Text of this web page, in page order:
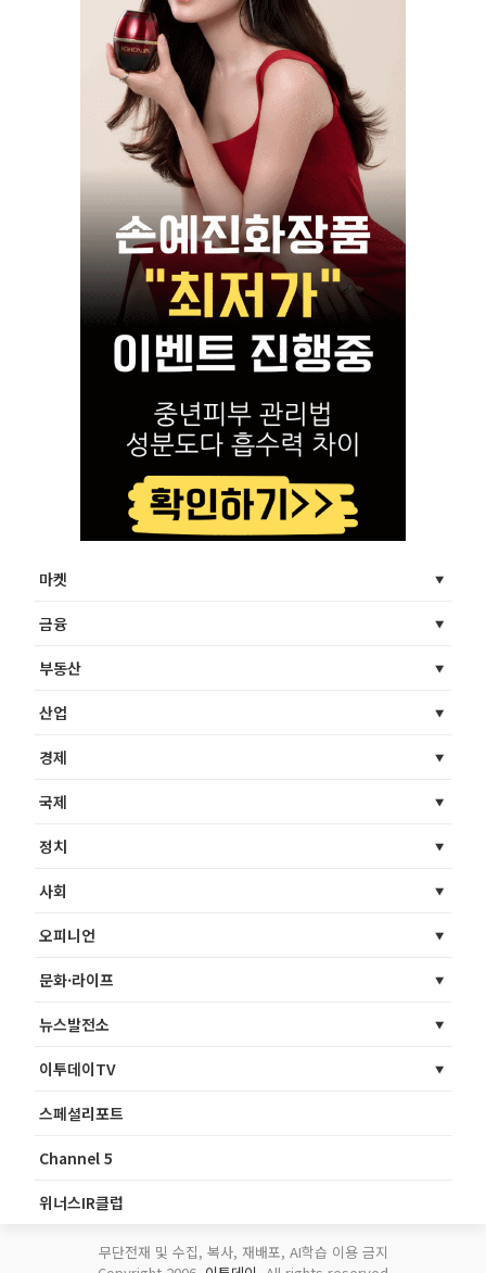
마켓
금융
부동산
산업
경제
국제
정치
사회
오피니언
문화·라이프
뉴스발전소
이투데이TV
스페셜리포트
Channel 5
위너스IR클럽
무단전재 및 수집, 복사, 재배포, AI학습 이용 금지